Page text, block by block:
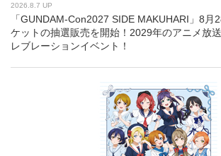
2026.8.7 UP
「GUNDAM-Con2027 SIDE MAKUHARI」8月
ケットの抽選販売を開始！2029年のアニメ放
レブレーションイベント！